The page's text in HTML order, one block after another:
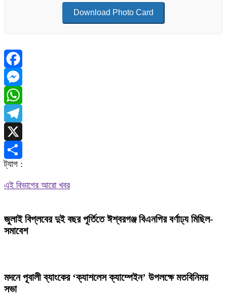
Download Photo Card
Facebook
Messenger
WhatsApp
Telegram
X
Share
ট্যাগ :
এই বিভাগের আরো খবর
জুলাই বিপ্লবের দুই বছর পূর্তিতে ঈশ্বরগঞ্জ বিএনপির বর্ণাঢ্য মিছিল-
সমাবেশ
মদনে পূবালী ব্যাংকের ‘ক্যাশলেস ক্যাম্পেইন’ উপলক্ষে মতবিনিময়
সভা